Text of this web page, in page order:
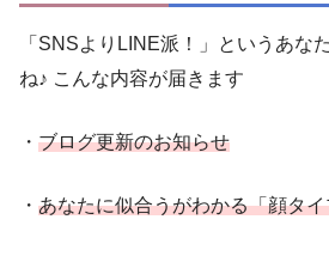
「SNSよりLINE派！」というあな
ね♪ こんな内容が届きます
・ ブログ更新のお知らせ
・ あなたに似合うがわかる「顔タ